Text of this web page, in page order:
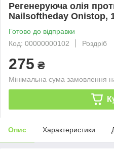
Регенеруюча олія
Nailsoftheday Onistop,
Готово до відправки
Код: 00000000102
Роздріб
275 ₴
Мінімальна сума замовлення
Опис Характеристики